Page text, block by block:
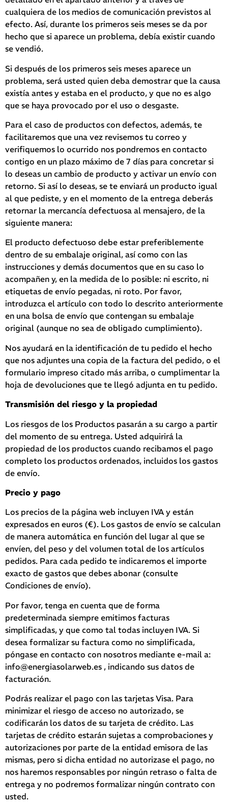
cualquiera de los medios de comunicación previstos al
efecto. Así, durante los primeros seis meses se da por
hecho que si aparece un problema, debía existir cuando
se vendió.
Si después de los primeros seis meses aparece un
problema, será usted quien deba demostrar que la causa
existía antes y estaba en el producto, y que no es algo
que se haya provocado por el uso o desgaste.
Para el caso de productos con defectos, además, te
facilitaremos que una vez revisemos tu correo y
verifiquemos lo ocurrido nos pondremos en contacto
contigo en un plazo máximo de 7 días para concretar si
lo deseas un cambio de producto y activar un envío con
retorno. Si así lo deseas, se te enviará un producto igual
al que pediste, y en el momento de la entrega deberás
retornar la mercancía defectuosa al mensajero, de la
siguiente manera:
El producto defectuoso debe estar preferiblemente
dentro de su embalaje original, así como con las
instrucciones y demás documentos que en su caso lo
acompañen y, en la medida de lo posible: ni escrito, ni
etiquetas de envío pegadas, ni roto. Por favor,
introduzca el artículo con todo lo descrito anteriormente
en una bolsa de envío que contengan su embalaje
original (aunque no sea de obligado cumplimiento).
Nos ayudará en la identificación de tu pedido el hecho
que nos adjuntes una copia de la factura del pedido, o el
formulario impreso citado más arriba, o cumplimentar la
hoja de devoluciones que te llegó adjunta en tu pedido.
Transmisión del riesgo y la propiedad
Los riesgos de los Productos pasarán a su cargo a partir
del momento de su entrega. Usted adquirirá la
propiedad de los productos cuando recibamos el pago
completo los productos ordenados, incluidos los gastos
de envío.
Precio y pago
Los precios de la página web incluyen IVA y están
expresados en euros (€). Los gastos de envío se calculan
de manera automática en función del lugar al que se
envíen, del peso y del volumen total de los artículos
pedidos. Para cada pedido te indicaremos el importe
exacto de gastos que debes abonar (consulte
Condiciones de envío).
Por favor, tenga en cuenta que de forma
predeterminada siempre emitimos facturas
simplificadas, y que como tal todas incluyen IVA. Si
desea formalizar su factura como no simplificada,
póngase en contacto con nosotros mediante e-mail a:
info@energiasolarweb.es , indicando sus datos de
facturación.
Podrás realizar el pago con las tarjetas Visa. Para
minimizar el riesgo de acceso no autorizado, se
codificarán los datos de su tarjeta de crédito. Las
tarjetas de crédito estarán sujetas a comprobaciones y
autorizaciones por parte de la entidad emisora de las
mismas, pero si dicha entidad no autorizase el pago, no
nos haremos responsables por ningún retraso o falta de
entrega y no podremos formalizar ningún contrato con
usted.